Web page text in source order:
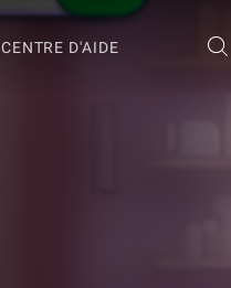
CENTRE D'AIDE